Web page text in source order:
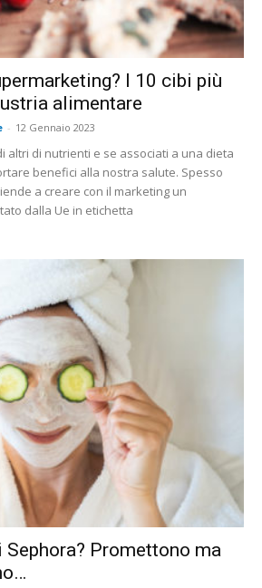
I 10 cibi più
alimentare
- 12 Gennaio 2023
altri di nutrienti e se associati a una dieta
benefici alla nostra salute. Spesso
a creare con il marketing un
dalla Ue in etichetta
Sephora? Promettono ma